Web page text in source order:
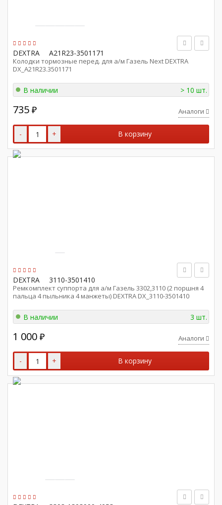
DEXTRA A21R23-3501171
Колодки тормозные перед. для а/м Газель Next DEXTRA
DX_A21R23.3501171
В наличии > 10 шт.
735 ₽ Аналоги
- + В корзину
DEXTRA 3110-3501410
Ремкомплект суппорта для а/м Газель 3302,3110 (2 поршня 4
пальца 4 пыльника 4 манжеты) DEXTRA DX_3110-3501410
В наличии 3 шт.
1 000 ₽ Аналоги
- + В корзину